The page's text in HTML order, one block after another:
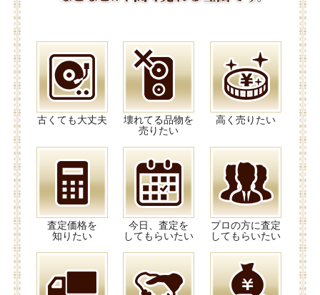
古くても大丈夫
壊れてる品物を
売りたい
高く売りたい
査定価格を
知りたい
今日、査定を
してもらいたい
プロの方に査定
してもらいたい